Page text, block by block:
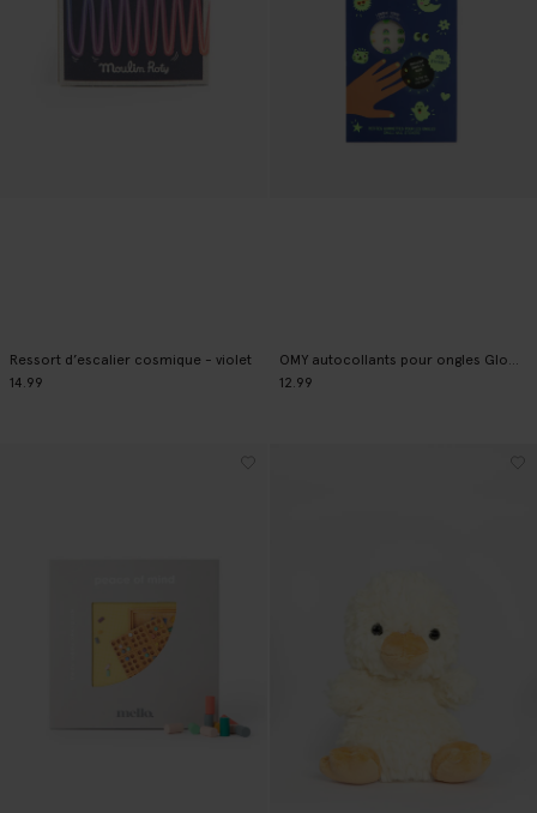
Ressort d’escalier cosmique - violet
14.99
12.99